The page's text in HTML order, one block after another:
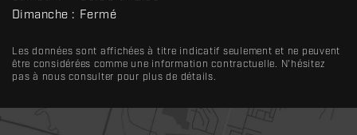
Dimanche : Fermé
Les données sont affichées à titre indicatif seulement et ne peuvent
être considérées comme une information contractuelle. N'hésitez
pas à nous consulter pour plus de détails.